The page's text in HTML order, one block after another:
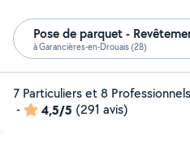
Pose de parquet -
à Garancières-en-Drouais (28)
7 Particuliers et 8
-
4,5/5 (291 avis)